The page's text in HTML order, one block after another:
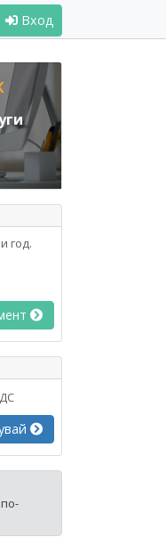
Вход
год.